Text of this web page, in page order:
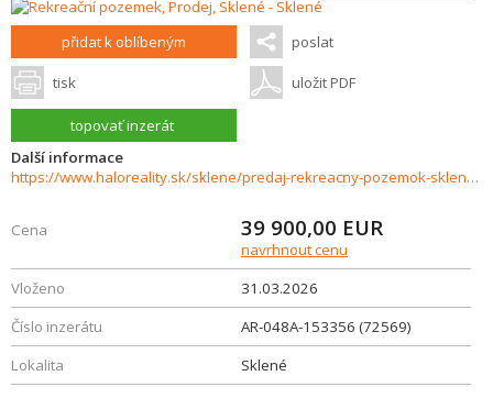
přidat k oblíbeným poslat
tisk uložit PDF
topovať inzerát
Další informace
https://www.haloreality.sk/sklene/predaj-rekreacny-pozemok-sklene---exkluzivne-halo-reality/72569
Cena 39 900,00 EUR
navrhnout cenu
Vloženo
31.03.2026
Číslo inzerátu
AR-048A-153356 (72569)
Lokalita
Sklené